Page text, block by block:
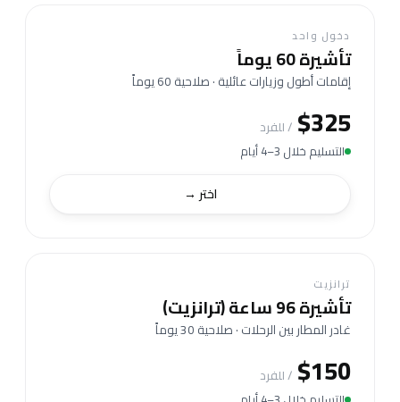
دخول واحد
تأشيرة 60 يوماً
إقامات أطول وزيارات عائلية · صلاحية 60 يوماً
$325 / للفرد
التسليم خلال 3–4 أيام
اختر →
ترانزيت
تأشيرة 96 ساعة (ترانزيت)
غادر المطار بين الرحلات · صلاحية 30 يوماً
$150 / للفرد